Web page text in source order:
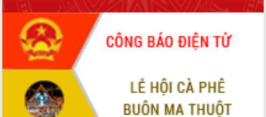
Tập huấn nâng cao năng lực triển khai
chuyển đổi số cho cán bộ, công chức
cấp xã
Đắk Lắk phát động hưởng ứng Ngày
Quyền của người tiêu dùng Việt Nam
2026
Đẩy mạnh cải cách hành chính, quyết
tâm đạt được mục tiêu tăng trưởng
hai con số trong năm 2026